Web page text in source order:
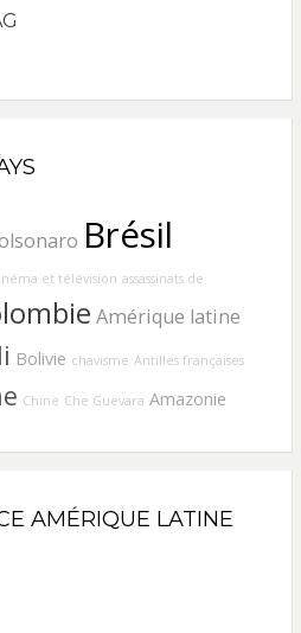
Brésil
et télévision assassinats de
Amérique latine
Bolivie chavisme Antilles françaises
Chine Che Guevara Amazonie
AMÉRIQUE LATINE